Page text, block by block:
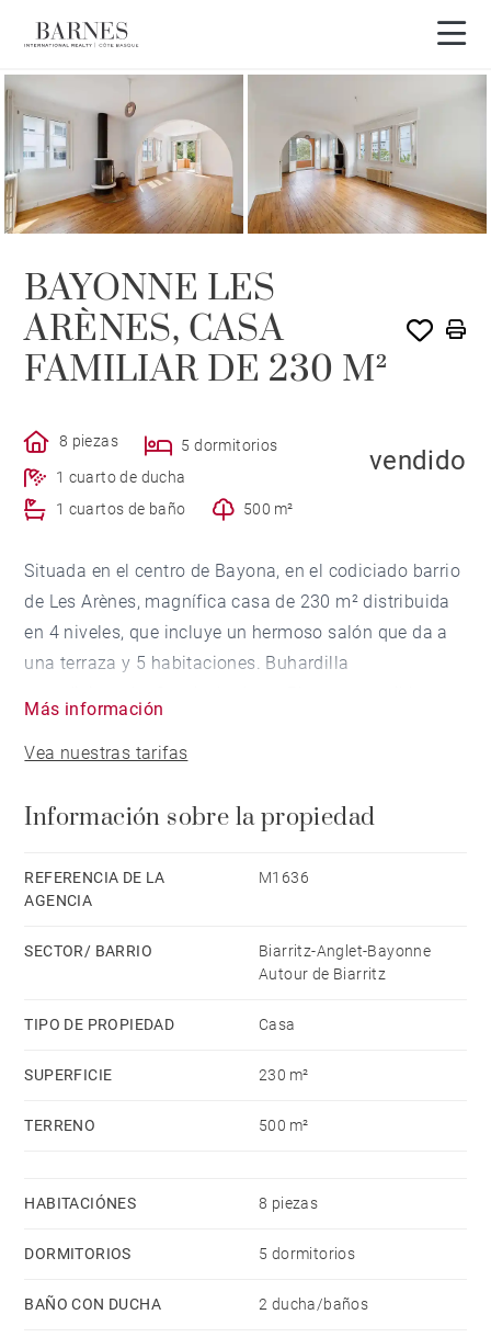
VENDIDO POR BARNES
BAYONNE LES
ARÈNES, CASA
FAMILIAR DE 230 M²
8 piezas
5 dormitorios
1 cuarto de ducha
1 cuartos de baño
500 m²
vendido
Situada en el centro de Bayona, en el codiciado barrio
de Les Arènes, magnífica casa de 230 m² distribuida
en 4 niveles, que incluye un hermoso salón que da a
una terraza y 5 habitaciones. Buhardilla
Comercios, escuela, colegio y centro de la ciudad a
posibilidad de construir una piscina.
Más información
Vea nuestras tarifas
Información sobre la propiedad
REFERENCIA DE LA
AGENCIA
M1636
SECTOR/ BARRIO
Biarritz-Anglet-Bayonne
Autour de Biarritz
TIPO DE PROPIEDAD Casa
SUPERFICIE 230 m²
TERRENO 500 m²
HABITACIÓNES 8 piezas
DORMITORIOS 5 dormitorios
BAÑO CON DUCHA 2 ducha/baños